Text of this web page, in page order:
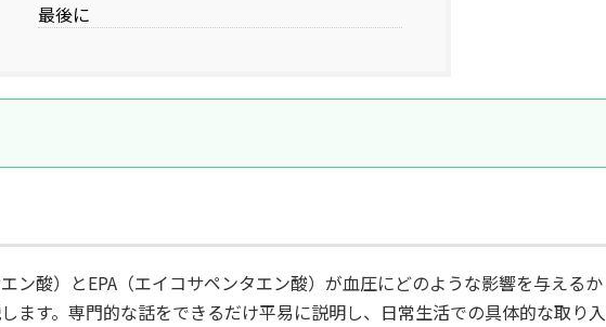
最後に
ン酸）とEPA（エイコサペンタエン酸）が血圧にどのような影響を与えるか
ます。専門的な話をできるだけ平易に説明し、日常生活での具体的な取り入